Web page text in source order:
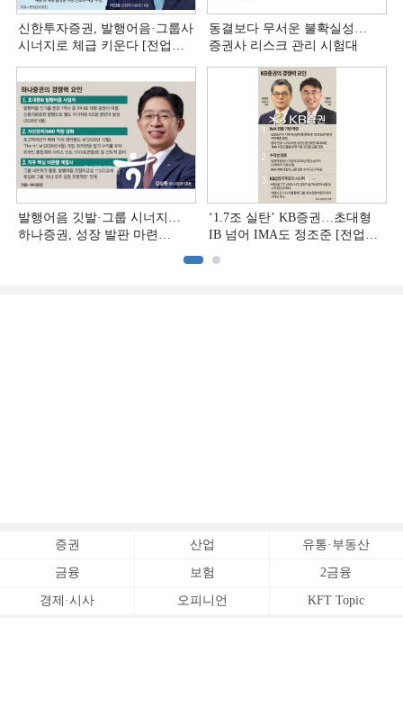
신한투자증권, 발행어음·그룹사
시너지로 체급 키운다 [전업계
동결보다 무서운 불확실성…
증권사 리스크 관리 시험대
발행어음 깃발·그룹 시너지…
하나증권, 성장 발판 마련
‘1.7조 실탄’ KB증권…초대형
IB 넘어 IMA도 정조준 [전업계
증권 산업 유통·부동산
금융 보험 2금융
경제·시사 오피니언 KFT Topic